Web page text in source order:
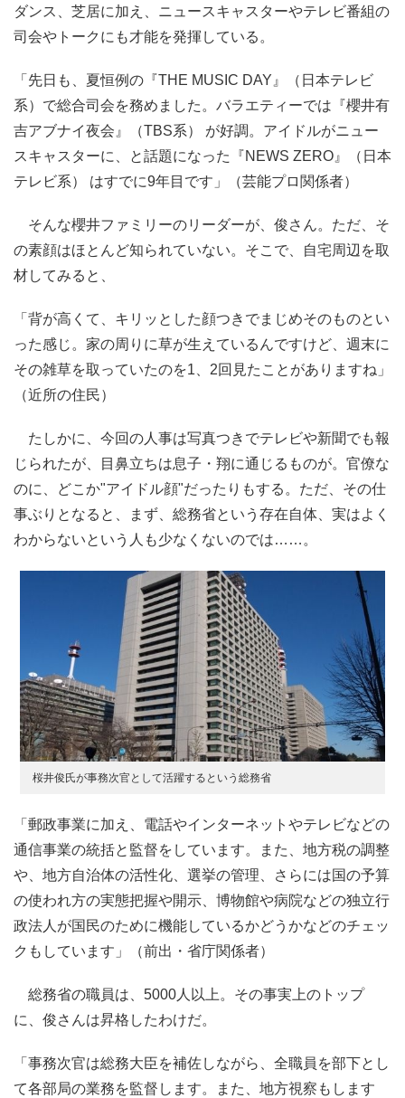
ダンス、芝居に加え、ニュースキャスターやテレビ番組の
司会やトークにも才能を発揮している。
「先日も、夏恒例の『THE MUSIC DAY』（日本テレビ
系）で総合司会を務めました。バラエティーでは『櫻井有
吉アブナイ夜会』（TBS系） が好調。アイドルがニュー
スキャスターに、と話題になった『NEWS ZERO』（日本
テレビ系） はすでに9年目です」（芸能プロ関係者）
そんな櫻井ファミリーのリーダーが、俊さん。ただ、そ
の素顔はほとんど知られていない。そこで、自宅周辺を取
材してみると、
「背が高くて、キリッとした顔つきでまじめそのものとい
った感じ。家の周りに草が生えているんですけど、週末に
その雑草を取っていたのを1、2回見たことがありますね」
（近所の住民）
たしかに、今回の人事は写真つきでテレビや新聞でも報
じられたが、目鼻立ちは息子・翔に通じるものが。官僚な
のに、どこか"アイドル顔"だったりもする。ただ、その仕
事ぶりとなると、まず、総務省という存在自体、実はよく
わからないという人も少なくないのでは……。
桜井俊氏が事務次官として活躍するという総務省
「郵政事業に加え、電話やインターネットやテレビなどの
通信事業の統括と監督をしています。また、地方税の調整
や、地方自治体の活性化、選挙の管理、さらには国の予算
の使われ方の実態把握や開示、博物館や病院などの独立行
政法人が国民のために機能しているかどうかなどのチェッ
クもしています」（前出・省庁関係者）
総務省の職員は、5000人以上。その事実上のトップ
に、俊さんは昇格したわけだ。
「事務次官は総務大臣を補佐しながら、全職員を部下とし
て各部局の業務を監督します。また、地方視察もします